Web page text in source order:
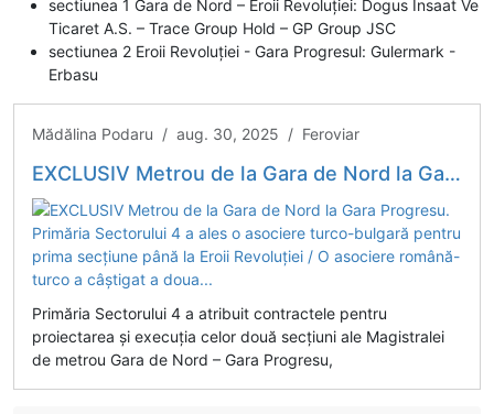
sectiunea 1 Gara de Nord – Eroii Revoluției: Dogus Insaat Ve
Ticaret A.S. – Trace Group Hold – GP Group JSC
sectiunea 2 Eroii Revoluției - Gara Progresul: Gulermark -
Erbasu
Mădălina Podaru / aug. 30, 2025 / Feroviar
EXCLUSIV Metrou de la Gara de Nord la Gara Progresu. Primăria Sectorului 4 a ales o asociere turco-bulgară pentru prima secțiune până la Eroii Revoluției / O asociere română-turco a câștigat a doua...
Primăria Sectorului 4 a atribuit contractele pentru
proiectarea și execuția celor două secțiuni ale Magistralei
de metrou Gara de Nord – Gara Progresu,